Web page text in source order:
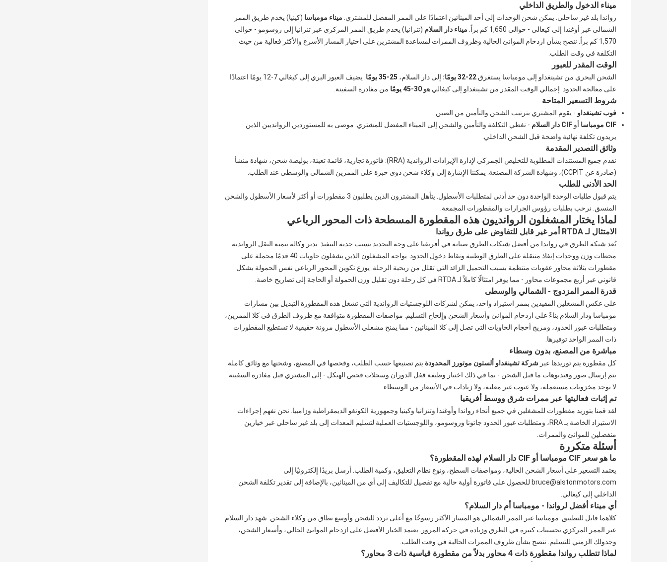
ميناء الدخول والطريق الداخلي
رواندا بلد غير ساحلي. يمكن شحن الوحدات إلى أحد المينائين اعتمادًا على الممر المفضل للمشتري. ميناء مومباسا (كينيا) يخدم طريق الممر
الشمالي عبر أوغندا إلى كيغالي - حوالي 1,650 كم براً.
ميناء دار السلام (تنزانيا) يخدم طريق الممر المركزي عبر تنزانيا إلى روسومو - حوالي
1,570 كم براً. ننصح بشأن ازدحام الموانئ الحالية وظروف الممرات لمساعدة المشترين على اختيار المسار الأسرع والأكثر فعالية من حيث
التكلفة في وقت الطلب.
الوقت المقدر للعبور
الشحن البحري من تشينغداو إلى مومباسا يستغرق22-32 يومًا ؛ إلى دار السلام، 25-35 يومًا
. يضيف العبور البري إلى كيغالي 7-12 يومًا اعتمادًا
على معالجة الحدود. إجمالي الوقت المقدر من تشينغداو إلى كيغالي هو 30-45 يومًا من مغادرة السفينة.
شروط التسعير المتاحة
فوب تشينغداو - يقوم المشتري بترتيب الشحن والتأمين من الصين.
CIF مومباسا
أو CIF دار السلام
- نغطي التكلفة والتأمين والشحن إلى الميناء المفضل للمشتري. موصى به للمستوردين الروانديين الذين
يريدون تكلفة نهائية واضحة قبل الشحن الداخلي.
وثائق التصدير المقدمة
نقدم جميع المستندات المطلوبة للتخليص الجمركي لإدارة الإيرادات الرواندية (RRA): فاتورة تجارية، قائمة تعبئة، بوليصة شحن، شهادة منشأ
(صادرة عن CCPIT)، وشهادة الشركة المصنعة. يمكننا الإشارة إلى وكلاء شحن ذوي خبرة على الممرين الشمالي والوسطى عند الطلب.
الحد الأدنى للطلب
يتم قبول طلبات الوحدة الواحدة دون حد أدنى لمتطلبات الأسطول. يتأهل المشترون الذين يطلبون 3 مقطورات أو أكثر لأسعار الأسطول والشحن
المنسق. نرحب بطلبات رؤوس الجرارات والمقطورات المجمعة.
لماذا يختار المشغلون الروانديون هذه المقطورة المسطحة ذات المحور الرباعي
الامتثال لـ RTDA أمر غير قابل للتفاوض على طرق رواندا
تُعد شبكة الطرق في رواندا من أفضل شبكات الطرق صيانة في أفريقيا على وجه التحديد بسبب جدية التنفيذ. تدير وكالة تنمية النقل الرواندية
محطات وزن ووحدات إنفاذ متنقلة على الطرق الوطنية ونقاط دخول الحدود. يواجه المشغلون الذين يشغلون حاويات 40 قدمًا محملة على
مقطورات بثلاثة محاور عقوبات منتظمة بسبب التحميل الزائد التي تقلل من ربحية الرحلة. يوزع تكوين المحور الرباعي نفس الحمولة بشكل
قانوني عبر أربع مجموعات محاور - مما يوفر امتثالًا كاملاً لـ RTDA في كل رحلة دون تقليل وزن الحمولة أو الحاجة إلى تصاريح خاصة.
قدرة الممر المزدوج - الشمالي والوسطى
على عكس المشغلين المقيدين بممر استيراد واحد، يمكن لشركات اللوجستيات الرواندية التي تشغل هذه المقطورة التبديل بين مسارات
مومباسا ودار السلام بناءً على ازدحام الموانئ وأسعار الشحن وإلحاح التسليم. مواصفات المقطورة متوافقة مع ظروف الطرق في كلا الممرين،
ومتطلبات عبور الحدود، ومزيج أحجام الحاويات التي تصل إلى كلا المينائين - مما يمنح مشغلي الأسطول مرونة حقيقية لا تستطيع المقطورات
ذات الممر الواحد توفيرها.
مباشرة من المصنع، بدون وسطاء
كل مقطورة يتم توريدها عبر شركة تشينغداو ألستون موتورز المحدودة يتم تصنيعها حسب الطلب، وفحصها في المصنع، وشحنها مع وثائق كاملة.
يتم إرسال صور وفيديوهات ما قبل الشحن - بما في ذلك اختبار وظيفة قفل الدوران وسجلات فحص الهيكل - إلى المشتري قبل مغادرة السفينة.
لا توجد مخزونات مستعملة، ولا عيوب غير معلنة، ولا زيادات في الأسعار من الوسطاء.
تم إثبات فعاليتها عبر ممرات شرق ووسط أفريقيا
لقد قمنا بتوريد مقطورات للمشغلين في جميع أنحاء رواندا وأوغندا وتنزانيا وكينيا وجمهورية الكونغو الديمقراطية وزامبيا. نحن نفهم إجراءات
الاستيراد الخاصة بـ RRA، ومتطلبات عبور الحدود جاتونا وروسومو، واللوجستيات العملية لتسليم المعدات إلى بلد غير ساحلي عبر خيارين
منفصلين للموانئ والممرات.
أسئلة متكررة
ما هو سعر CIF مومباسا أو CIF دار السلام لهذه المقطورة؟
يعتمد التسعير على أسعار الشحن الحالية، ومواصفات السطح، ونوع نظام التعليق، وكمية الطلب. أرسل بريدًا إلكترونيًا إلى
bruce@alstonmotors.com للحصول على فاتورة أولية حالية مع تفصيل للتكاليف إلى أي من المينائين، بالإضافة إلى تقدير تكلفة الشحن
الداخلي إلى كيغالي.
أي ميناء أفضل لرواندا - مومباسا أم دار السلام؟
كلاهما قابل للتطبيق. مومباسا عبر الممر الشمالي هو المسار الأكثر رسوخًا مع أعلى تردد للشحن وأوسع نطاق من وكلاء الشحن. شهد دار السلام
عبر الممر المركزي تحسينات كبيرة في الطرق وزيادة في حركة المرور. يعتمد الخيار الأفضل على ازدحام الموانئ الحالي، وأسعار الشحن،
وجدولك الزمني للتسليم. ننصح بشأن ظروف الممرات الحالية في وقت الطلب.
لماذا تتطلب رواندا مقطورة ذات 4 محاور بدلاً من مقطورة قياسية ذات 3 محاور؟